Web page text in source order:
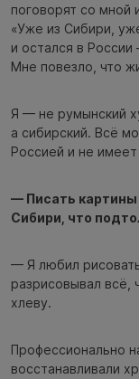
поговорят со мной
«Уже из Сибири,
и остался в
Мне повезло, что
Я — не румынский
а сибирский. Всё
Россией и не
— Писать картины
Сибири, что
— Я любил
разрисовывал всё,
хлеву.
Профессионально
восстанавливали